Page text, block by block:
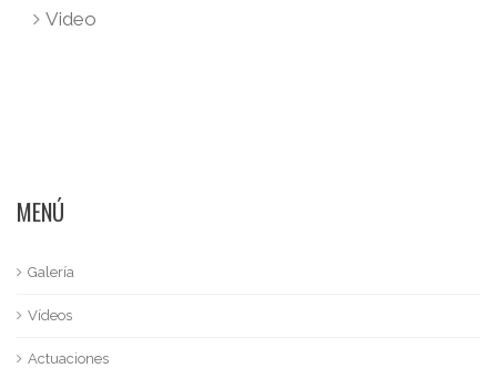
Video
MENÚ
Galería
Vídeos
Actuaciones